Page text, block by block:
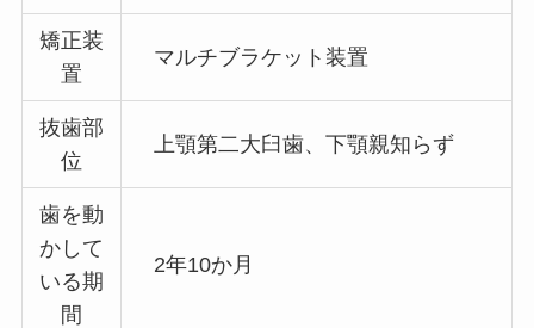
矯正装
置
マルチブラケット装置
抜歯部
位
上顎第二大臼歯、下顎親知らず
歯を動
かして
いる期
間
2年10か月